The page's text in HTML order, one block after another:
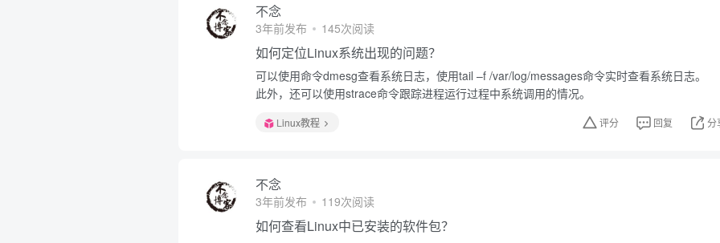
不念
3年前发布 145次阅读
如何定位Linux系统出现的问题？
可以使用命令dmesg查看系统日志，使用tail –f /var/log/messages命令实时查看系统日志。
此外，还可以使用strace命令跟踪进程运行过程中系统调用的情况。
Linux教程 评分 回复 分
不念
3年前发布 119次阅读
如何查看Linux中已安装的软件包？